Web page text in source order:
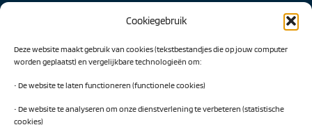
Cookiegebruik
Deze website maakt gebruik van cookies (tekstbestandjes die op jouw computer
worden geplaatst) en vergelijkbare technologieën om:
• De website te laten functioneren (functionele cookies)
• De website te analyseren om onze dienstverlening te verbeteren (statistische
cookies)
AI Readiness Scan
Traineeship SN Data & AI
Projecten